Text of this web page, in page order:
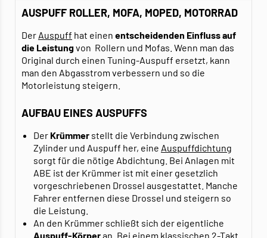
AUSPUFF ROLLER, MOFA, MOPED, MOTORRAD
Der Auspuff hat einen entscheidenden Einfluss auf
die Leistungvon Rollern und Mofas. Wenn man das
Original durch einen Tuning-Auspuff ersetzt, kann
man den Abgasstrom verbessern und so die
Motorleistung steigern.
AUFBAU EINES AUSPUFFS
Der Krümmer stellt die Verbindung zwischen
Zylinder und Auspuff her, eine Auspuffdichtung
sorgt für die nötige Abdichtung. Bei Anlagen mit
ABE ist der Krümmer ist mit einer gesetzlich
vorgeschriebenen Drossel ausgestattet. Manche
Fahrer entfernen diese Drossel und steigern so
die Leistung.
An den Krümmer schließt sich der eigentliche
Auspuff-Körperan. Bei einem klassischen 2-Takt